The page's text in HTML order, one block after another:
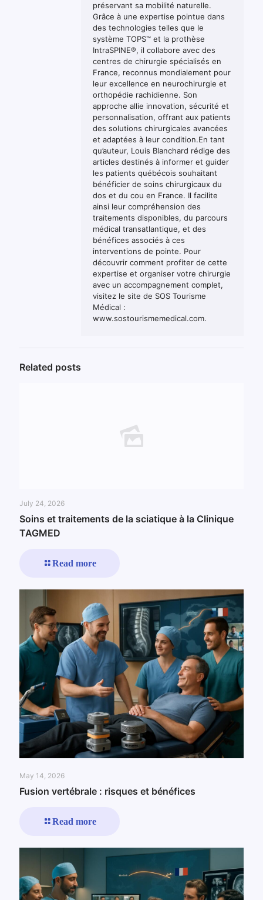
préservant sa mobilité naturelle.
Grâce à une expertise pointue dans
des technologies telles que le
système TOPS™ et la prothèse
IntraSPINE®, il collabore avec des
centres de chirurgie spécialisés en
France, reconnus mondialement pour
leur excellence en neurochirurgie et
orthopédie rachidienne. Son
approche allie innovation, sécurité et
personnalisation, offrant aux patients
des solutions chirurgicales avancées
et adaptées à leur condition.En tant
qu’auteur, Louis Blanchard rédige des
articles destinés à informer et guider
les patients québécois souhaitant
bénéficier de soins chirurgicaux du
dos et du cou en France. Il facilite
ainsi leur compréhension des
traitements disponibles, du parcours
médical transatlantique, et des
bénéfices associés à ces
interventions de pointe. Pour
découvrir comment profiter de cette
expertise et organiser votre chirurgie
avec un accompagnement complet,
visitez le site de SOS Tourisme
Médical :
www.sostourismemedical.com.
Related posts
July 24, 2026
Soins et traitements de la sciatique à la Clinique
TAGMED
Read more
May 14, 2026
Fusion vertébrale : risques et bénéfices
Read more